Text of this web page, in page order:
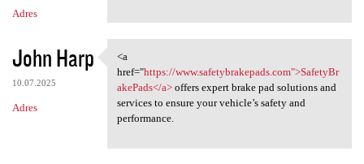
Adres
John Harp
10.07.2025
Adres
<a href="https://www
<a
href="https://www.safetybrakepads.com">SafetyBr
akePads</a>offers expert brake pad solutions and
services to ensure your vehicle’s safety and
performance.